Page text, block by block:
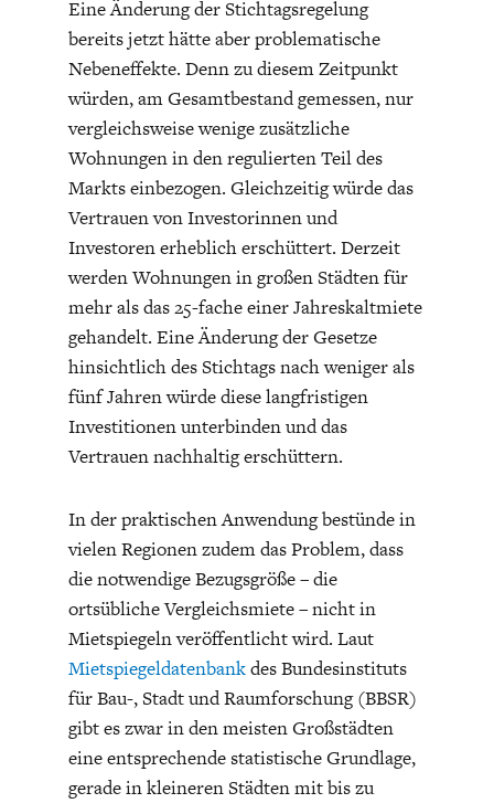
Eine Änderung der Stichtagsregelung
bereits jetzt hätte aber problematische
Nebeneffekte. Denn zu diesem Zeitpunkt
würden, am Gesamtbestand gemessen, nur
vergleichsweise wenige zusätzliche
Wohnungen in den regulierten Teil des
Markts einbezogen. Gleichzeitig würde das
Vertrauen von Investorinnen und
Investoren erheblich erschüttert. Derzeit
werden Wohnungen in großen Städten für
mehr als das 25-fache einer Jahreskaltmiete
gehandelt. Eine Änderung der Gesetze
hinsichtlich des Stichtags nach weniger als
fünf Jahren würde diese langfristigen
Investitionen unterbinden und das
Vertrauen nachhaltig erschüttern.
In der praktischen Anwendung bestünde in
vielen Regionen zudem das Problem, dass
die notwendige Bezugsgröße – die
ortsübliche Vergleichsmiete – nicht in
Mietspiegeln veröffentlicht wird. Laut
Mietspiegeldatenbankdes Bundesinstituts
für Bau-, Stadt und Raumforschung (BBSR)
gibt es zwar in den meisten Großstädten
eine entsprechende statistische Grundlage,
gerade in kleineren Städten mit bis zu